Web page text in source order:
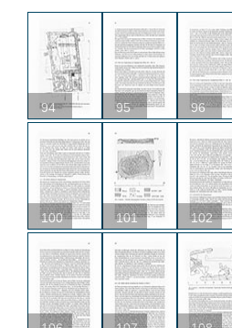
94 95 96
100 101 102